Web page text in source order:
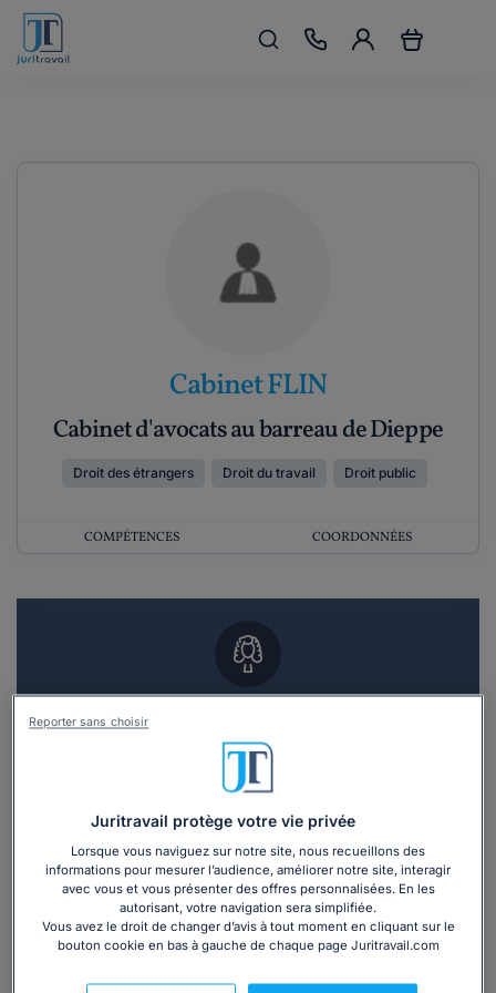
Cabinet FLIN
Cabinet d'avocats au barreau de Dieppe
Droit des étrangers Droit du travail Droit public
COMPÉTENCES COORDONNÉES
Vous souhaitez un RDV en cabinet avec un
avocat ?
Recevoir des devis d'avocats
3 devis en 48h
Juritravail protège votre vie privée
Lorsque vous naviguez sur notre site, nous recueillons des
informations pour mesurer l’audience, améliorer notre site, interagir
avec vous et vous présenter des offres personnalisées. En les
autorisant, votre navigation sera simplifiée.
Vous avez le droit de changer d’avis à tout moment en cliquant sur le
bouton cookie en bas à gauche de chaque page Juritravail.com
Reporter sans choisir